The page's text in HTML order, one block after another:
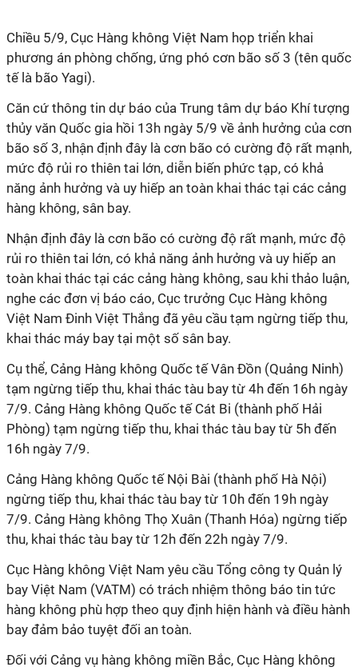
Chiều 5/9, Cục Hàng không Việt Nam họp triển khai
phương án phòng chống, ứng phó cơn bão số 3 (tên quốc
tế là bão Yagi).
Căn cứ thông tin dự báo của Trung tâm dự báo Khí tượng
thủy văn Quốc gia hồi 13h ngày 5/9 về ảnh hưởng của cơn
bão số 3, nhận định đây là cơn bão có cường độ rất mạnh,
mức độ rủi ro thiên tai lớn, diễn biến phức tạp, có khả
năng ảnh hưởng và uy hiếp an toàn khai thác tại các cảng
hàng không, sân bay.
Nhận định đây là cơn bão có cường độ rất mạnh, mức độ
rủi ro thiên tai lớn, có khả năng ảnh hưởng và uy hiếp an
toàn khai thác tại các cảng hàng không, sau khi thảo luận,
nghe các đơn vị báo cáo, Cục trưởng Cục Hàng không
Việt Nam Đinh Việt Thắng đã yêu cầu tạm ngừng tiếp thu,
khai thác máy bay tại một số sân bay.
Cụ thể, Cảng Hàng không Quốc tế Vân Đồn (Quảng Ninh)
tạm ngừng tiếp thu, khai thác tàu bay từ 4h đến 16h ngày
7/9. Cảng Hàng không Quốc tế Cát Bi (thành phố Hải
Phòng) tạm ngừng tiếp thu, khai thác tàu bay từ 5h đến
16h ngày 7/9.
Cảng Hàng không Quốc tế Nội Bài (thành phố Hà Nội)
ngừng tiếp thu, khai thác tàu bay từ 10h đến 19h ngày
7/9. Cảng Hàng không Thọ Xuân (Thanh Hóa) ngừng tiếp
thu, khai thác tàu bay từ 12h đến 22h ngày 7/9.
Cục Hàng không Việt Nam yêu cầu Tổng công ty Quản lý
bay Việt Nam (VATM) có trách nhiệm thông báo tin tức
hàng không phù hợp theo quy định hiện hành và điều hành
bay đảm bảo tuyệt đối an toàn.
Đối với Cảng vụ hàng không miền Bắc, Cục Hàng không